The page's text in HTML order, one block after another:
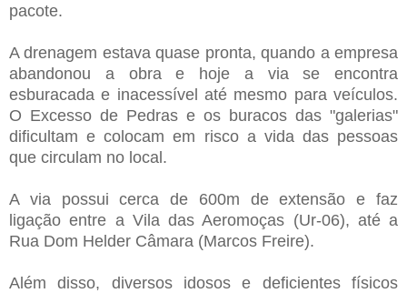
pacote.
A drenagem estava quase pronta, quando a empresa
abandonou a obra e hoje a via se encontra
esburacada e inacessível até mesmo para veículos.
O Excesso de Pedras e os buracos das "galerias"
dificultam e colocam em risco a vida das pessoas
que circulam no local.
A via possui cerca de 600m de extensão e faz
ligação entre a Vila das Aeromoças (Ur-06), até a
Rua Dom Helder Câmara (Marcos Freire).
Além disso, diversos idosos e deficientes físicos